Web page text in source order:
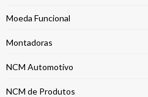
Moeda Funcional
Montadoras
NCM Automotivo
NCM de Produtos